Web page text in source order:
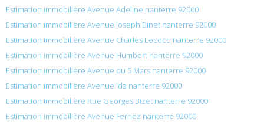
Estimation immobilière Avenue Adeline nanterre 92000
Estimation immobilière Avenue Joseph Binet nanterre 92000
Estimation immobilière Avenue Charles Lecocq nanterre 92000
Estimation immobilière Avenue Humbert nanterre 92000
Estimation immobilière Avenue du 5 Mars nanterre 92000
Estimation immobilière Avenue Ida nanterre 92000
Estimation immobilière Rue Georges Bizet nanterre 92000
Estimation immobilière Avenue Fernez nanterre 92000